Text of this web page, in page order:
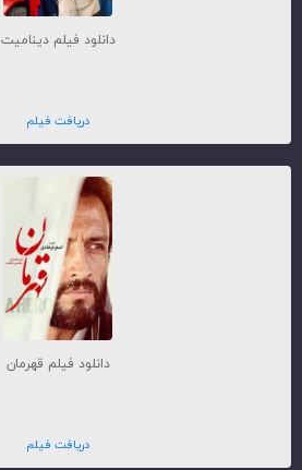
دانلود فیلم دینامیت
دریافت فیلم
دانلود فیلم قهرمان
دریافت فیلم